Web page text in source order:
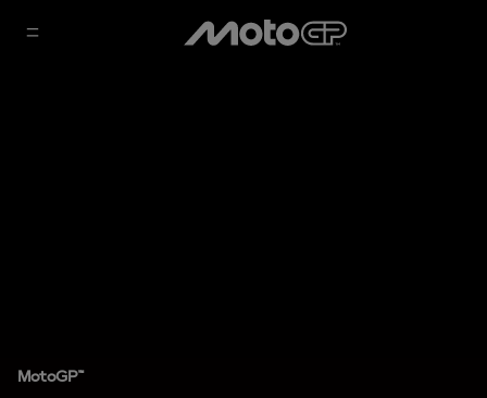
MotoGP™